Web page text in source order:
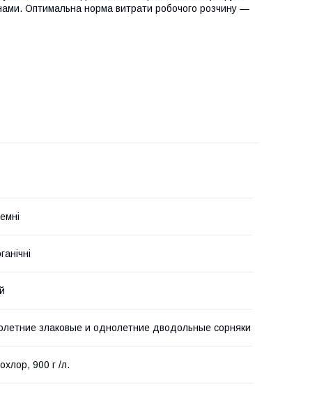
Оптимальна норма витрати робочого розчину —
злаковые и однолетние дводольные сорняки
900 г /л.